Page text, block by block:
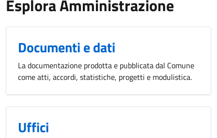
Esplora Amministrazione
Documenti e dati
La documentazione prodotta e pubblicata dal Comune
come atti, accordi, statistiche, progetti e modulistica.
Uffici